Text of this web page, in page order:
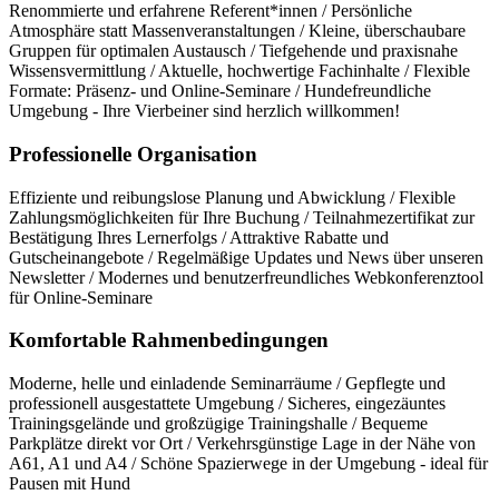
Renommierte und erfahrene Referent*innen / Persönliche
Atmosphäre statt Massenveranstaltungen / Kleine, überschaubare
Gruppen für optimalen Austausch / Tiefgehende und praxisnahe
Wissensvermittlung / Aktuelle, hochwertige Fachinhalte / Flexible
Formate: Präsenz- und Online-Seminare / Hundefreundliche
Umgebung - Ihre Vierbeiner sind herzlich willkommen!
Professionelle Organisation
Effiziente und reibungslose Planung und Abwicklung / Flexible
Zahlungsmöglichkeiten für Ihre Buchung / Teilnahmezertifikat zur
Bestätigung Ihres Lernerfolgs / Attraktive Rabatte und
Gutscheinangebote / Regelmäßige Updates und News über unseren
Newsletter / Modernes und benutzerfreundliches Webkonferenztool
für Online-Seminare
Komfortable Rahmenbedingungen
Moderne, helle und einladende Seminarräume / Gepflegte und
professionell ausgestattete Umgebung / Sicheres, eingezäuntes
Trainingsgelände und großzügige Trainingshalle / Bequeme
Parkplätze direkt vor Ort / Verkehrsgünstige Lage in der Nähe von
A61, A1 und A4 / Schöne Spazierwege in der Umgebung - ideal für
Pausen mit Hund